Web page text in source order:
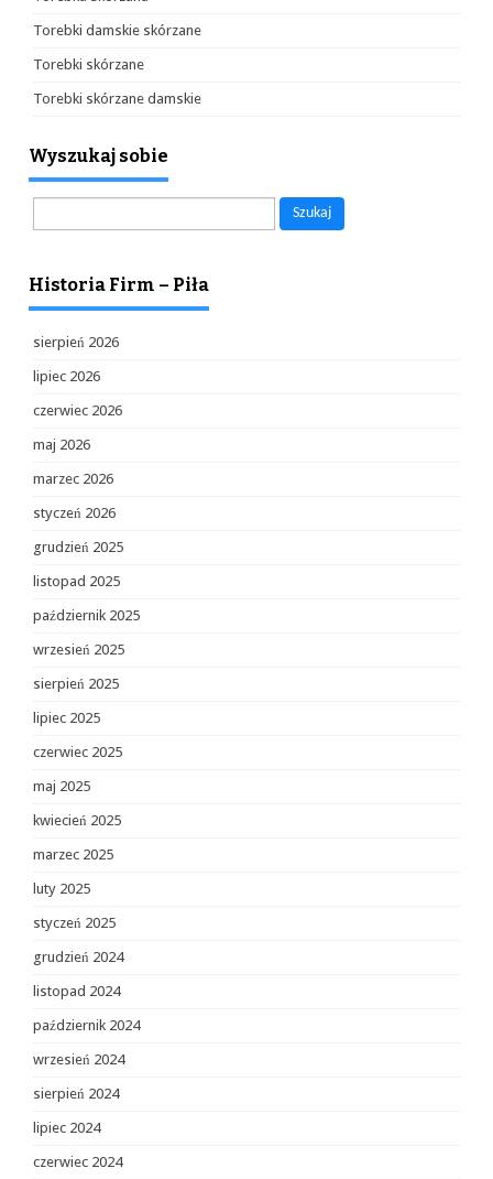
Torebki damskie skórzane
Torebki skórzane
Torebki skórzane damskie
Wyszukaj sobie
Historia Firm – Piła
sierpień 2026
lipiec 2026
czerwiec 2026
maj 2026
marzec 2026
styczeń 2026
grudzień 2025
listopad 2025
październik 2025
wrzesień 2025
sierpień 2025
lipiec 2025
czerwiec 2025
maj 2025
kwiecień 2025
marzec 2025
luty 2025
styczeń 2025
grudzień 2024
listopad 2024
październik 2024
wrzesień 2024
sierpień 2024
lipiec 2024
czerwiec 2024